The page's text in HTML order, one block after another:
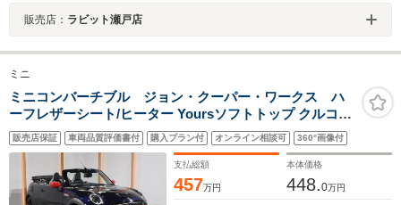
販売店： ラビット瀬戸店
ミニ
ミニコンバーチブル ジョン・クーパー・ワークス ハ
ーフレザーシート/ヒーター Yoursソフトトップ クルコン
純正ナビ ヘッドアップディスプレイ ドライビングモード
バックカメラ 前後障害物センサー パーキングアシスト
ETC2.0 整備付
販売店保証 車両品質評価書付 購入プラン付 オンライン相談可 360°画像付
支払総額
457万円
本体価格
448.0万円